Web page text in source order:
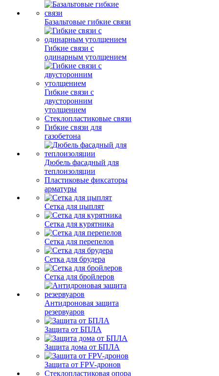
Базальтовые гибкие связи
Гибкие связи с
одинарным утолщением
Гибкие связи с
двусторонним
утолщением
Стеклопластиковые связи
Гибкие связи для
газобетона
Дюбель фасадный для
теплоизоляции
Пластиковые фиксаторы
арматуры
Сетка для цыплят
Сетка для курятника
Сетка для перепелов
Сетка для брудера
Сетка для бройлеров
Антидроновая защита
резервуаров
Защита от БПЛА
Защита дома от БПЛА
Защита от FPV-дронов
Стеклопластиковая опора